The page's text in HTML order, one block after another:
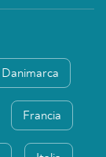
Danimarca
Francia